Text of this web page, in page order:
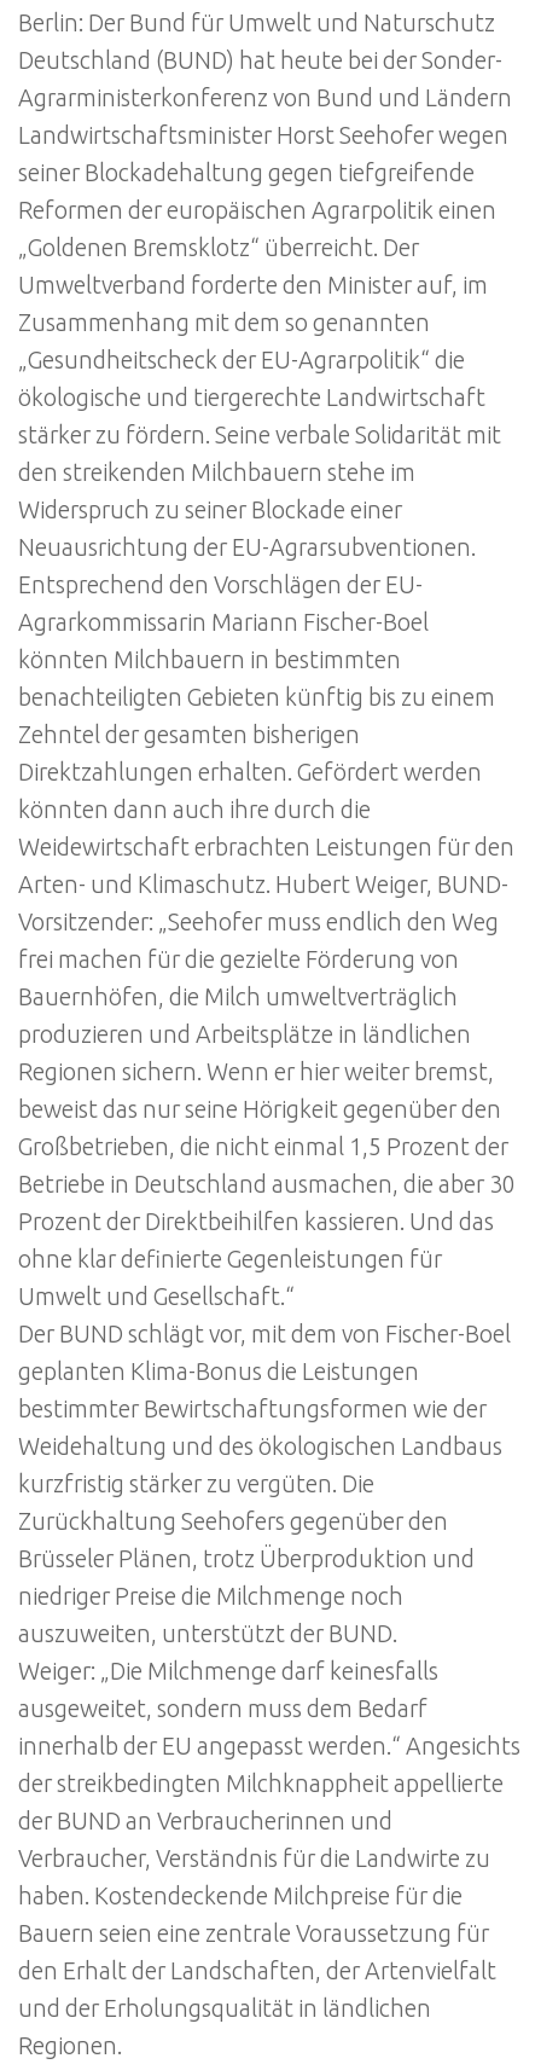
Berlin: Der Bund für Umwelt und Naturschutz
Deutschland (BUND) hat heute bei der Sonder-
Agrarministerkonferenz von Bund und Ländern
Landwirtschaftsminister Horst Seehofer wegen
seiner Blockadehaltung gegen tiefgreifende
Reformen der europäischen Agrarpolitik einen
„Goldenen Bremsklotz“ überreicht. Der
Umweltverband forderte den Minister auf, im
Zusammenhang mit dem so genannten
„Gesundheitscheck der EU-Agrarpolitik“ die
ökologische und tiergerechte Landwirtschaft
stärker zu fördern. Seine verbale Solidarität mit
den streikenden Milchbauern stehe im
Widerspruch zu seiner Blockade einer
Neuausrichtung der EU-Agrarsubventionen.
Entsprechend den Vorschlägen der EU-
Agrarkommissarin Mariann Fischer-Boel
könnten Milchbauern in bestimmten
benachteiligten Gebieten künftig bis zu einem
Zehntel der gesamten bisherigen
Direktzahlungen erhalten. Gefördert werden
könnten dann auch ihre durch die
Weidewirtschaft erbrachten Leistungen für den
Arten- und Klimaschutz. Hubert Weiger, BUND-
Vorsitzender: „Seehofer muss endlich den Weg
frei machen für die gezielte Förderung von
Bauernhöfen, die Milch umweltverträglich
produzieren und Arbeitsplätze in ländlichen
Regionen sichern. Wenn er hier weiter bremst,
beweist das nur seine Hörigkeit gegenüber den
Großbetrieben, die nicht einmal 1,5 Prozent der
Betriebe in Deutschland ausmachen, die aber 30
Prozent der Direktbeihilfen kassieren. Und das
ohne klar definierte Gegenleistungen für
Umwelt und Gesellschaft.“
Der BUND schlägt vor, mit dem von Fischer-Boel
geplanten Klima-Bonus die Leistungen
bestimmter Bewirtschaftungsformen wie der
Weidehaltung und des ökologischen Landbaus
kurzfristig stärker zu vergüten. Die
Zurückhaltung Seehofers gegenüber den
Brüsseler Plänen, trotz Überproduktion und
niedriger Preise die Milchmenge noch
auszuweiten, unterstützt der BUND.
Weiger: „Die Milchmenge darf keinesfalls
ausgeweitet, sondern muss dem Bedarf
innerhalb der EU angepasst werden.“ Angesichts
der streikbedingten Milchknappheit appellierte
der BUND an Verbraucherinnen und
Verbraucher, Verständnis für die Landwirte zu
haben. Kostendeckende Milchpreise für die
Bauern seien eine zentrale Voraussetzung für
den Erhalt der Landschaften, der Artenvielfalt
und der Erholungsqualität in ländlichen
Regionen.